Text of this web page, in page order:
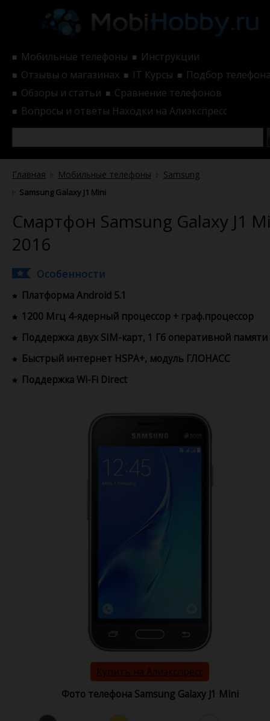
■ Мобильные телефоны ■ Инструкции
■ Отзывы о магазинах ■ IT Курсы ■ Подбор
■ Обзоры и статьи ■ Сравнение телефонов
■ Вопросы и ответы Находки на Алиэкспресс
Главная Мобильные телефоны Samsung
Samsung Galaxy J1 Mini
Смартфон Samsung Galaxy J1
2016
Особенности
Платформа Android 5.1
1200 Мгц 4-ядерный процессор + граф.процессор
Поддержка двух SIM-карт, 1 Гб оперативной памяти
Быстрый интернет HSPA+, модуль ГЛОНАСС
Поддержка Wi-Fi Direct
Купить на Алиэкспресс
Фото телефона Samsung Galaxy J1 Mini